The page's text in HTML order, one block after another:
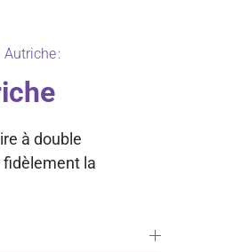
:
à double
fidèlement la